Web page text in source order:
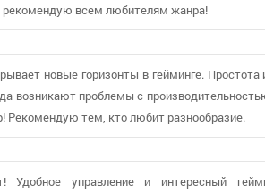
всем любителям жанра!
новые горизонты в гейминге.
возникают проблемы с
Рекомендую тем, кто любит разнообразие.
Удобное управление и интересный